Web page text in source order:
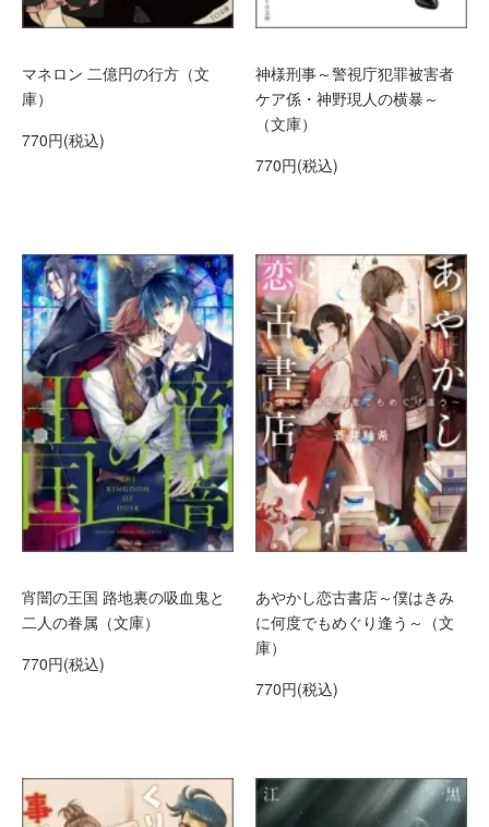
マネロン 二億円の行方（文
庫）
770円(税込)
神様刑事～警視庁犯罪被害者
ケア係・神野現人の横暴～
（文庫）
770円(税込)
宵闇の王国 路地裏の吸血鬼と
二人の眷属（文庫）
770円(税込)
あやかし恋古書店～僕はきみ
に何度でもめぐり逢う～（文
庫）
770円(税込)